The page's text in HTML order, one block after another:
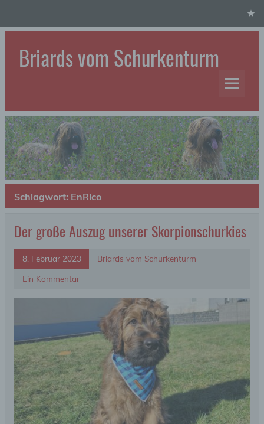
Briards vom Schurkenturm
Schlagwort: EnRico
Der große Auszug unserer Skorpionschurkies
8. Februar 2023
Briards vom Schurkenturm
Ein Kommentar